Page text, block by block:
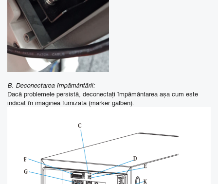
B. Deconectarea împământării:
Dacă problemele persistă, deconectați împământarea așa cum este
indicat în imaginea furnizată (marker galben).